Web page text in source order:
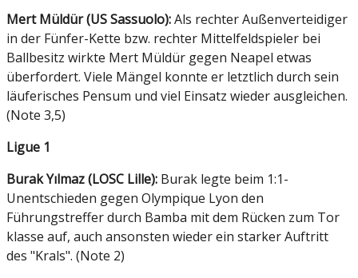
Mert Müldür (US Sassuolo):Als rechter Außenverteidiger
in der Fünfer-Kette bzw. rechter Mittelfeldspieler bei
Ballbesitz wirkte Mert Müldür gegen Neapel etwas
überfordert. Viele Mängel konnte er letztlich durch sein
läuferisches Pensum und viel Einsatz wieder ausgleichen.
(Note 3,5)
Ligue 1
Burak Yılmaz (LOSC Lille): Burak legte beim 1:1-
Unentschieden gegen Olympique Lyon den
Führungstreffer durch Bamba mit dem Rücken zum Tor
klasse auf, auch ansonsten wieder ein starker Auftritt
des "Krals". (Note 2)